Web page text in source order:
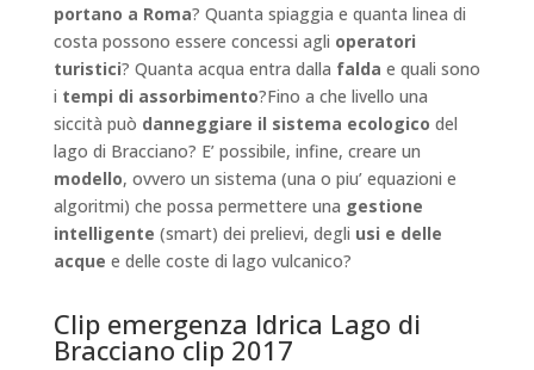
portano a Roma? Quanta spiaggia e quanta linea di
costa possono essere concessi agli operatori
turistici? Quanta acqua entra dalla falda e quali sono
i tempi di assorbimento?Fino a che livello una
siccità può danneggiare il sistema ecologico del
lago di Bracciano? E’ possibile, infine, creare un
modello, ovvero un sistema (una o piu’ equazioni e
algoritmi) che possa permettere una gestione
intelligente (smart) dei prelievi, degli usi e delle
acque e delle coste di lago vulcanico?
Clip emergenza Idrica Lago di
Bracciano clip 2017